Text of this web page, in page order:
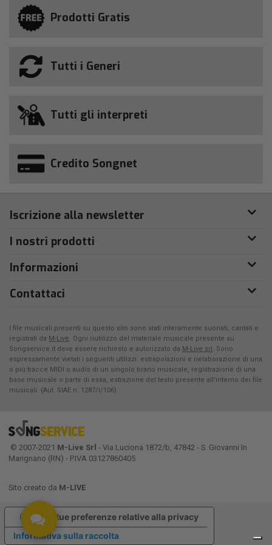
Prodotti Gratis
Tutti i Generi
Tutti gli interpreti
Credito Songnet
Iscrizione alla newsletter
I nostri prodotti
Informazioni
Contattaci
I file musicali presenti su questo sito sono stati interamente suonati, cantati e
registrati da M-Live. Ogni riutilizzo del materiale musicale presente su
Songservice.it deve essere richiesto e autorizzato da M-Live srl. Sono
espressamente vietati i seguenti utilizzi: estrapolazioni e rielaborazione di una
o più tracce MIDI o audio di un singolo brano musicale, registrazione di una
base musicale o parte di essa, estrazione del testo presente all'interno dei file
musicali. (Aut. SIAE n. 1287/I/106)
© 2007-2021 M-Live Srl - Via Luciona 1872/b, 47842 - S. Giovanni In
Marignano (RN) - P.IVA 03127860405
Sito creato da M-LIVE
Informativa sulla raccolta
Le tue preferenze relative alla privacy